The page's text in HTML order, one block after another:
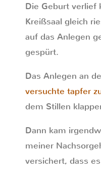
Die Geburt verlief
Kreißsaal gleich
auf das Anlegen
gespürt.
Das Anlegen an
versuchte tapfer
dem Stillen
Dann kam
meiner
versichert, dass